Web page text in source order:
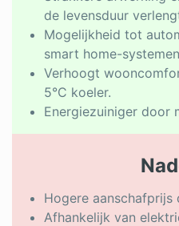
de levensduur
Mogelijkheid tot
smart home-
Verhoogt
5°C koeler.
Energiezuiniger door
Hogere aanschafprijs
Afhankelijk van